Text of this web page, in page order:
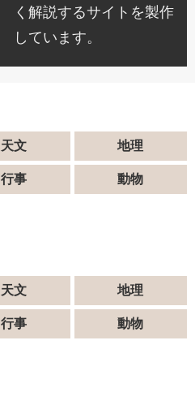
く解説するサイトを製作
しています。
天文 地理
行事 動物
天文 地理
行事 動物